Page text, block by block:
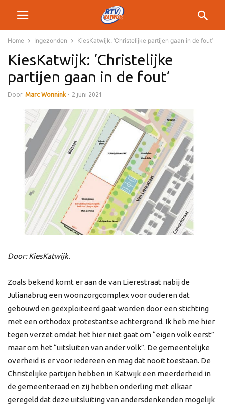
Home Ingezonden KiesKatwijk: ‘Christelijke partijen gaan in de fout’
KiesKatwijk: ‘Christelijke
partijen gaan in de fout’
Door Marc Wonnink - 2 juni 2021
Door: KiesKatwijk.
Zoals bekend komt er aan de van Lierestraat nabij de
Julianabrug een woonzorgcomplex voor ouderen dat
gebouwd en geëxploiteerd gaat worden door een stichting
met een orthodox protestantse achtergrond. Ik heb me hier
tegen verzet omdat het hier niet gaat om “eigen volk eerst”
maar om het “uitsluiten van ander volk”. De gemeentelijke
overheid is er voor iedereen en mag dat nooit toestaan. De
Christelijke partijen hebben in Katwijk een meerderheid in
de gemeenteraad en zij hebben onderling met elkaar
geregeld dat deze uitsluiting van andersdenkenden mogelijk